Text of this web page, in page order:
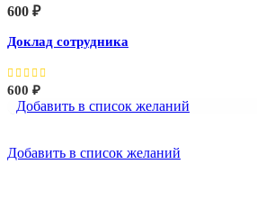
600 ₽
Доклад сотрудника
600 ₽
Добавить в список желаний
Добавить в список желаний